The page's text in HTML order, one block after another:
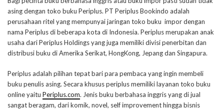
asing dengan toko buku Periplus. PT Periplus Bookindo adalah
perusahaan ritel yang mempunyai jaringan toko buku impor dengan
nama Periplus di beberapa kota di Indonesia. Periplus merupakan anak
usaha dari Periplus Holdings yang juga memiliki divisi penerbitan dan
distribusi buku di Amerika Serikat, HongKong, Jepang dan Singapura.
Periplus adalah pilihan tepat bari para pembaca yang ingin membeli
buku penulis asing. Secara khusus periplus memiliki layanan toko buku
online yaitu Periplus.com. Jenis buku berbahasa inggris yang di jual
sangat beragam, dari komik, novel, self improvement hingga bisnis